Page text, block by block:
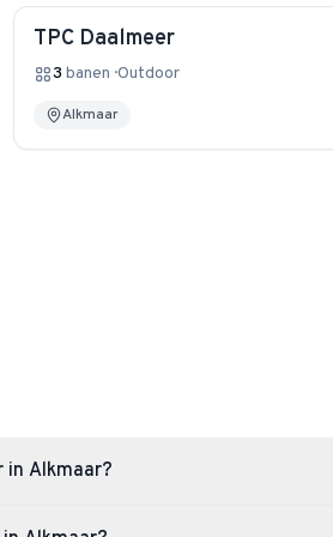
TPC Daalmeer
3 banen ·Outdoor
Alkmaar
in Alkmaar?